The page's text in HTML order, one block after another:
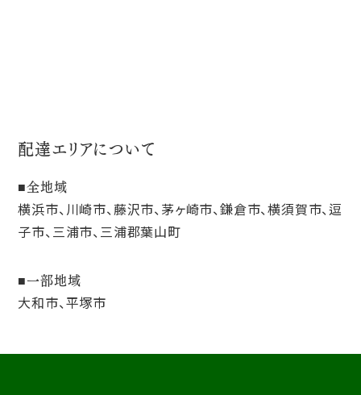
配達エリアについて
全地域
横浜市、川崎市、藤沢市、茅ヶ崎市、鎌倉市、横須賀市、逗
子市、三浦市、三浦郡葉山町
一部地域
大和市、平塚市